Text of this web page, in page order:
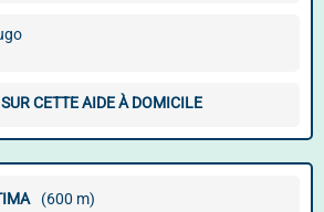
CETTE AIDE À DOMICILE
(600 m)